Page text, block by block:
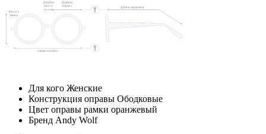
Для кого Женские
Конструкция оправы Ободковые
Цвет оправы рамки оранжевый
Бренд Andy Wolf